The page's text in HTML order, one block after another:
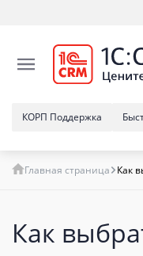
КОРП Поддержка
Главная страница Как
Как